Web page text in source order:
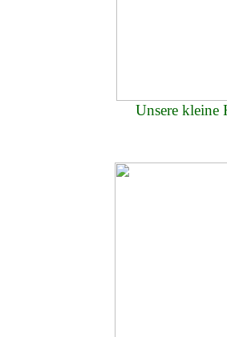
Unsere kleine